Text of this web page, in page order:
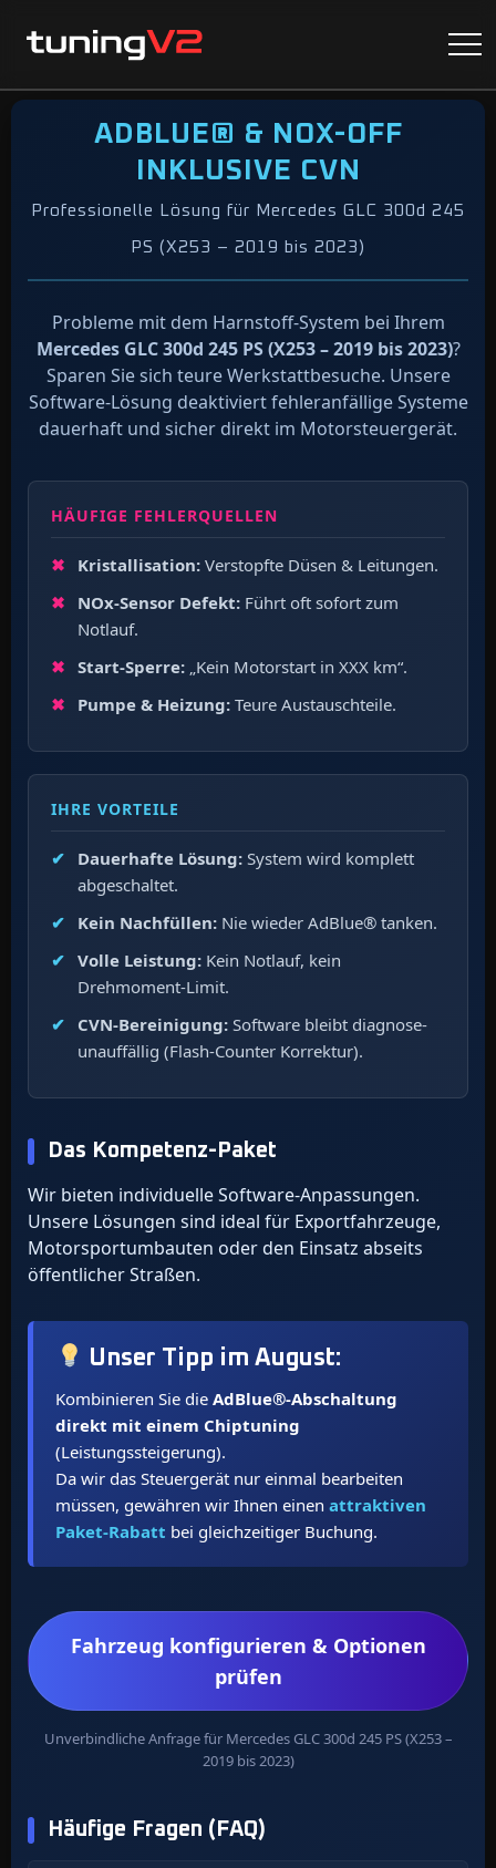
ADBLUE® & NOX-OFF
INKLUSIVE CVN
Professionelle Lösung für Mercedes GLC 300d 245
PS (X253 – 2019 bis 2023)
Probleme mit dem Harnstoff-System bei Ihrem
Mercedes GLC 300d 245 PS (X253 – 2019 bis 2023)?
Sparen Sie sich teure Werkstattbesuche. Unsere
Software-Lösung deaktiviert fehleranfällige Systeme
dauerhaft und sicher direkt im Motorsteuergerät.
HÄUFIGE FEHLERQUELLEN
Kristallisation: Verstopfte Düsen & Leitungen.
NOx-Sensor Defekt: Führt oft sofort zum
Notlauf.
Start-Sperre: „Kein Motorstart in XXX km“.
Pumpe & Heizung: Teure Austauschteile.
IHRE VORTEILE
Dauerhafte Lösung: System wird komplett
abgeschaltet.
Kein Nachfüllen: Nie wieder AdBlue® tanken.
Volle Leistung: Kein Notlauf, kein
Drehmoment-Limit.
CVN-Bereinigung: Software bleibt diagnose-
unauffällig (Flash-Counter Korrektur).
Das Kompetenz-Paket
Wir bieten individuelle Software-Anpassungen.
Unsere Lösungen sind ideal für Exportfahrzeuge,
Motorsportumbauten oder den Einsatz abseits
öffentlicher Straßen.
Unser Tipp imAugust:
Kombinieren Sie die AdBlue®-Abschaltung
direkt mit einem Chiptuning
(Leistungssteigerung).
Da wir das Steuergerät nur einmal bearbeiten
müssen, gewähren wir Ihnen einen attraktiven
Paket-Rabatt bei gleichzeitiger Buchung.
Fahrzeug konfigurieren & Optionen
prüfen
Unverbindliche Anfrage für Mercedes GLC 300d 245 PS (X253 –
2019 bis 2023)
Häufige Fragen (FAQ)